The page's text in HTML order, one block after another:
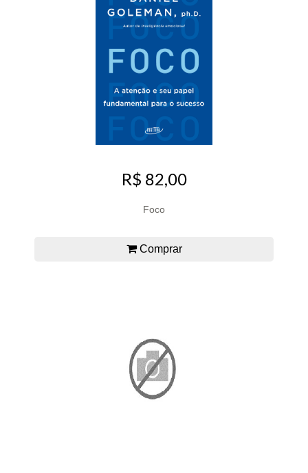
R$ 82,00
Foco
Comprar